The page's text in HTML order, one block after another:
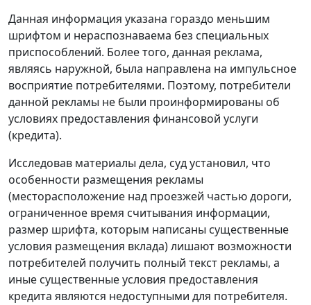
Данная информация указана гораздо меньшим
шрифтом и нераспознаваема без специальных
приспособлений. Более того, данная реклама,
являясь наружной, была направлена на импульсное
восприятие потребителями. Поэтому, потребители
данной рекламы не были проинформированы об
условиях предоставления финансовой услуги
(кредита).
Исследовав материалы дела, суд установил, что
особенности размещения рекламы
(месторасположение над проезжей частью дороги,
ограниченное время считывания информации,
размер шрифта, которым написаны существенные
условия размещения вклада) лишают возможности
потребителей получить полный текст рекламы, а
иные существенные условия предоставления
кредита являются недоступными для потребителя.